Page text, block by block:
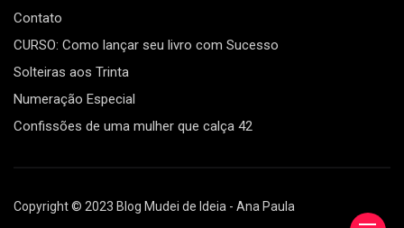
Contato
CURSO: Como lançar seu livro com Sucesso
Solteiras aos Trinta
Numeração Especial
Confissões de uma mulher que calça 42
Copyright © 2023 Blog Mudei de Ideia - Ana Paula